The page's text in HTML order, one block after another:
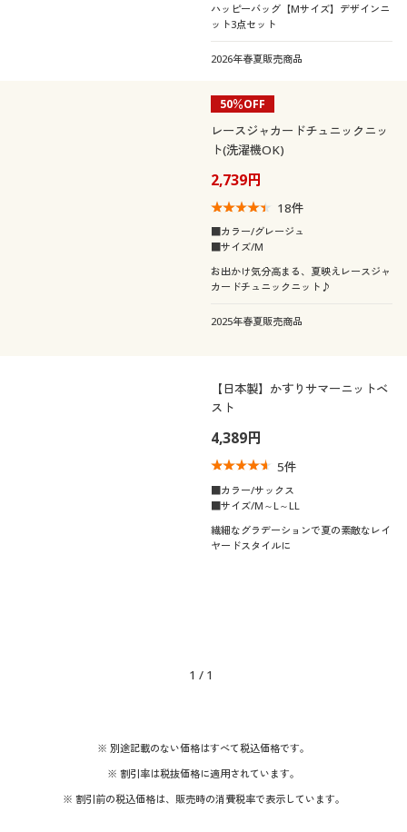
ハッピーバッグ【Mサイズ】デザインニ
ット3点セット
2026年春夏販売商品
50％OFF
レースジャカードチュニックニッ
ト(洗濯機OK)
2,739円
18件
■カラー/グレージュ
■サイズ/M
お出かけ気分高まる、夏映えレースジャ
カードチュニックニット♪
2025年春夏販売商品
【日本製】かすりサマーニットベ
スト
4,389円
5件
■カラー/サックス
■サイズ/M～L～LL
繊細なグラデーションで夏の素敵なレイ
ヤードスタイルに
1 / 1
※ 別途記載のない価格はすべて税込価格です。
※ 割引率は税抜価格に適用されています。
※ 割引前の税込価格は、販売時の消費税率で表示しています。